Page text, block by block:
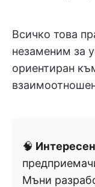
Всичко това
незаменим за
ориентиран
🧠
Мъни